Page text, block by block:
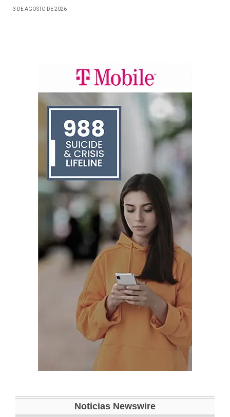
3 DE AGOSTO DE 2026
Noticias Newswire